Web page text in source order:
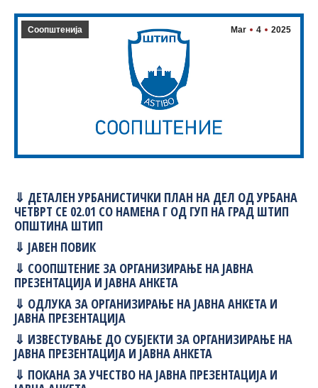
Mar 4 2025
Соопштенија
⇓ ДЕТАЛЕН УРБАНИСТИЧКИ ПЛАН НА ДЕЛ ОД УРБАНА
ЧЕТВРТ СЕ 02.01 СО НАМЕНА Г ОД ГУП НА ГРАД ШТИП
ОПШТИНА ШТИП
⇓ ЈАВЕН ПОВИК
⇓ СООПШТЕНИЕ ЗА ОРГАНИЗИРАЊЕ НА ЈАВНА
ПРЕЗЕНТАЦИЈА И ЈАВНА АНКЕТА
⇓ ОДЛУКА ЗА ОРГАНИЗИРАЊЕ НА ЈАВНА АНКЕТА И
ЈАВНА ПРЕЗЕНТАЦИЈА
⇓ ИЗВЕСТУВАЊЕ ДО СУБЈЕКТИ ЗА ОРГАНИЗИРАЊЕ НА
ЈАВНА ПРЕЗЕНТАЦИЈА И ЈАВНА АНКЕТА
⇓ ПОКАНА ЗА УЧЕСТВО НА ЈАВНА ПРЕЗЕНТАЦИЈА И